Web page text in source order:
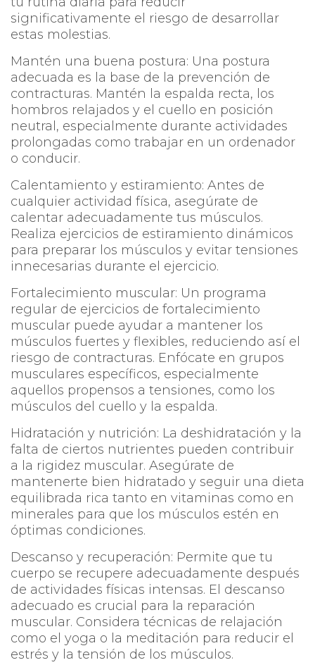
significativamente el riesgo de desarrollar
estas molestias.
Mantén una buena postura: Una postura
adecuada es la base de la prevención de
contracturas. Mantén la espalda recta, los
hombros relajados y el cuello en posición
neutral, especialmente durante actividades
prolongadas como trabajar en un ordenador
o conducir.
Calentamiento y estiramiento: Antes de
cualquier actividad física, asegúrate de
calentar adecuadamente tus músculos.
Realiza ejercicios de estiramiento dinámicos
para preparar los músculos y evitar tensiones
innecesarias durante el ejercicio.
Fortalecimiento muscular: Un programa
regular de ejercicios de fortalecimiento
muscular puede ayudar a mantener los
músculos fuertes y flexibles, reduciendo así el
riesgo de contracturas. Enfócate en grupos
musculares específicos, especialmente
aquellos propensos a tensiones, como los
músculos del cuello y la espalda.
Hidratación y nutrición: La deshidratación y la
falta de ciertos nutrientes pueden contribuir
a la rigidez muscular. Asegúrate de
mantenerte bien hidratado y seguir una dieta
equilibrada rica tanto en vitaminas como en
minerales para que los músculos estén en
óptimas condiciones.
Descanso y recuperación: Permite que tu
cuerpo se recupere adecuadamente después
de actividades físicas intensas. El descanso
adecuado es crucial para la reparación
muscular. Considera técnicas de relajación
como el yoga o la meditación para reducir el
estrés y la tensión de los músculos.